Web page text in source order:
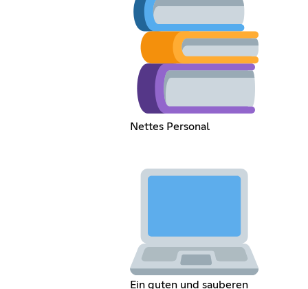
Nettes Personal
Ein guten und sauberen